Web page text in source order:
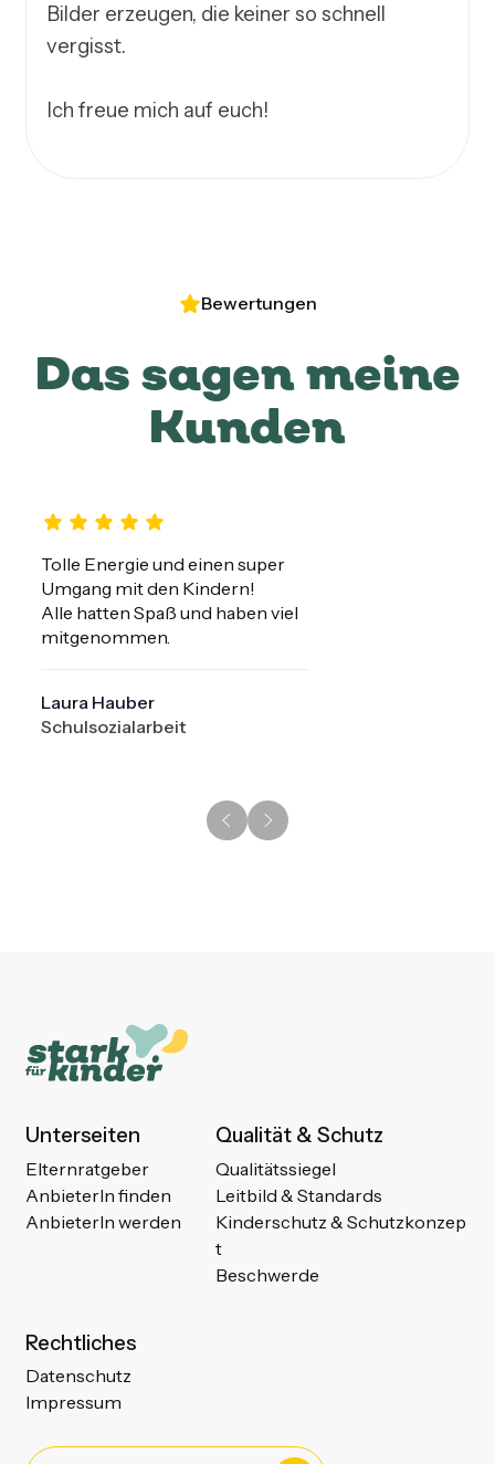
Bilder erzeugen, die keiner so schnell
vergisst.
Ich freue mich auf euch!
Bewertungen
Das sagen meine
Kunden
Tolle Energie und einen super
Umgang mit den Kindern!
Alle hatten Spaß und haben viel
mitgenommen.
Laura Hauber
Schulsozialarbeit
Unterseiten
Elternratgeber
AnbieterIn finden
AnbieterIn werden
Qualität & Schutz
Qualitätssiegel
Leitbild & Standards
Kinderschutz & Schutzkonzep
t
Beschwerde
Rechtliches
Datenschutz
Impressum